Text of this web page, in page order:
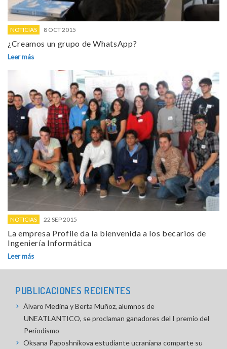
NOTICIAS 8 OCT 2015
¿Creamos un grupo de WhatsApp?
Leer más
NOTICIAS 22 SEP 2015
La empresa Profile da la bienvenida a los becarios de
Ingeniería Informática
Leer más
PUBLICACIONES RECIENTES
Álvaro Medina y Berta Muñoz, alumnos de
UNEATLANTICO, se proclaman ganadores del I premio del
Periodismo
Oksana Paposhnikova estudiante ucraniana comparte su